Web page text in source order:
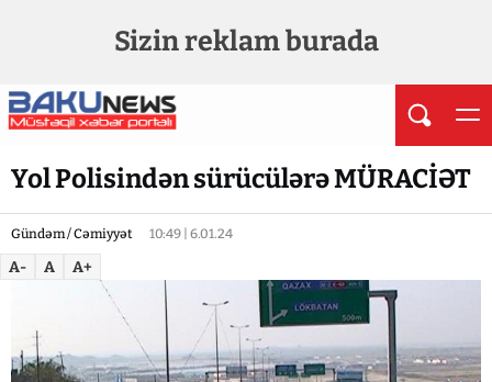
Sizin reklam burada
Yol Polisindən sürücülərə MÜRACİƏT
Gündəm / Cəmiyyət 10:49 | 6.01.24
A- A A+